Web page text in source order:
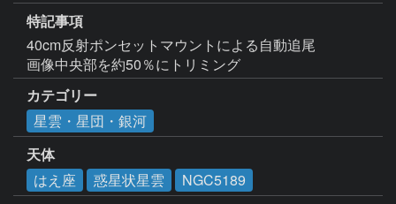
特記事項
40cm反射ポンセットマウントによる自動追尾
画像中央部を約50％にトリミング
カテゴリー
星雲・星団・銀河
天体
はえ座
惑星状星雲 NGC5189